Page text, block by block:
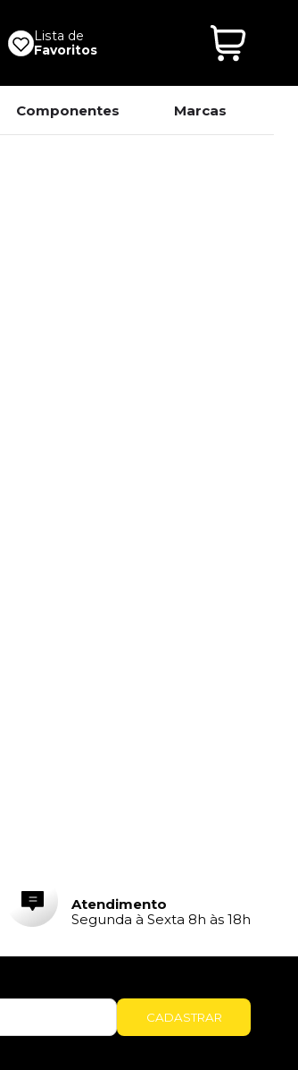
Lista de
Favoritos
Componentes Marcas
Atendimento
Segunda à Sexta 8h às 18h
CADASTRAR